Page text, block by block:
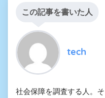
この記事を書いた人
tech
社会保障を調査する人。